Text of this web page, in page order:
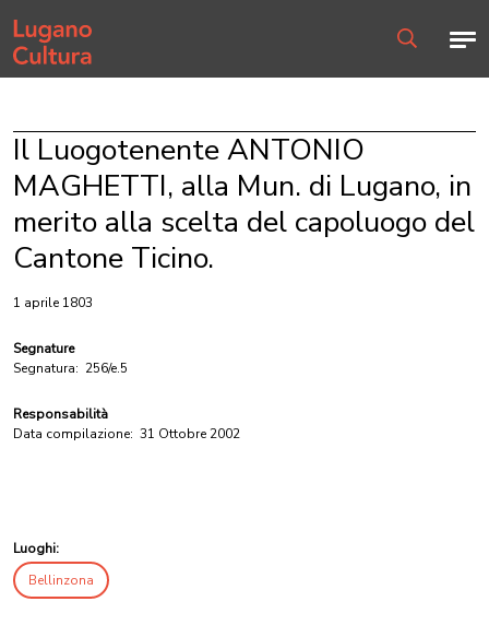
Home page
Il Luogotenente ANTONIO
MAGHETTI, alla Mun. di Lugano, in
merito alla scelta del capoluogo del
Cantone Ticino.
1 aprile 1803
Segnature
Segnatura: 256/e.5
Responsabilità
Data compilazione: 31 Ottobre 2002
Luoghi:
Bellinzona